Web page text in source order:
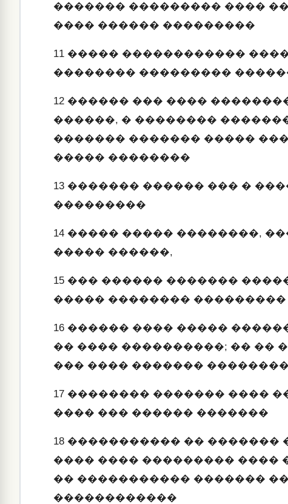
������� ��������� ����
���� ������ ���������
11 ����� ������������
�������� ���������
12 ������ ��� ����
������, � ��������
������� ������� �����
����� ��������
13 ������� ������ ��� �
���������
14 ����� ����� ��������,
����� ������,
15 ��� ������ �������
����� ��������
16 ������ ���� �����
�� ���� ����������; �� ��
��� ���� ������� ��������
17 �������� ������� ����
���� ��� ������ �������
18 ����������� �� �������
���� ���� ��������� ����
�� ����������� �������
������������